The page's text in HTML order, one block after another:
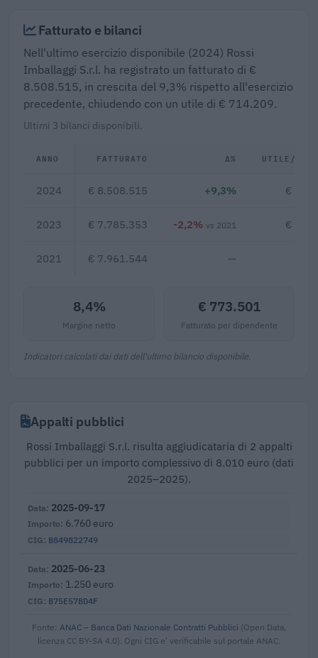
Fatturato e bilanci
Nell'ultimo esercizio disponibile (2024) Rossi
Imballaggi S.r.l. ha registrato un fatturato di €
8.508.515, in crescita del 9,3% rispetto all'esercizio
precedente, chiudendo con un utile di € 714.209.
Ultimi 3 bilanci disponibili.
ANNO FATTURATO Δ% UTILE/
2024 € 8.508.515 +9,3% €
2023 € 7.785.353 -2,2% vs 2021 €
2021 € 7.961.544 —
8,4%
Margine netto
€ 773.501
Fatturato per dipendente
Indicatori calcolati dai dati dell'ultimo bilancio disponibile.
Appalti pubblici
Rossi Imballaggi S.r.l. risulta aggiudicataria di 2 appalti
pubblici per un importo complessivo di 8.010 euro (dati
2025–2025).
B849822749
2025-09-17
6.760 euro
B75E57BD4F
2025-06-23
1.250 euro
Fonte: ANAC – Banca Dati Nazionale Contratti Pubblici (Open Data,
licenza CC BY-SA 4.0). Ogni CIG e' verificabile sul portale ANAC.